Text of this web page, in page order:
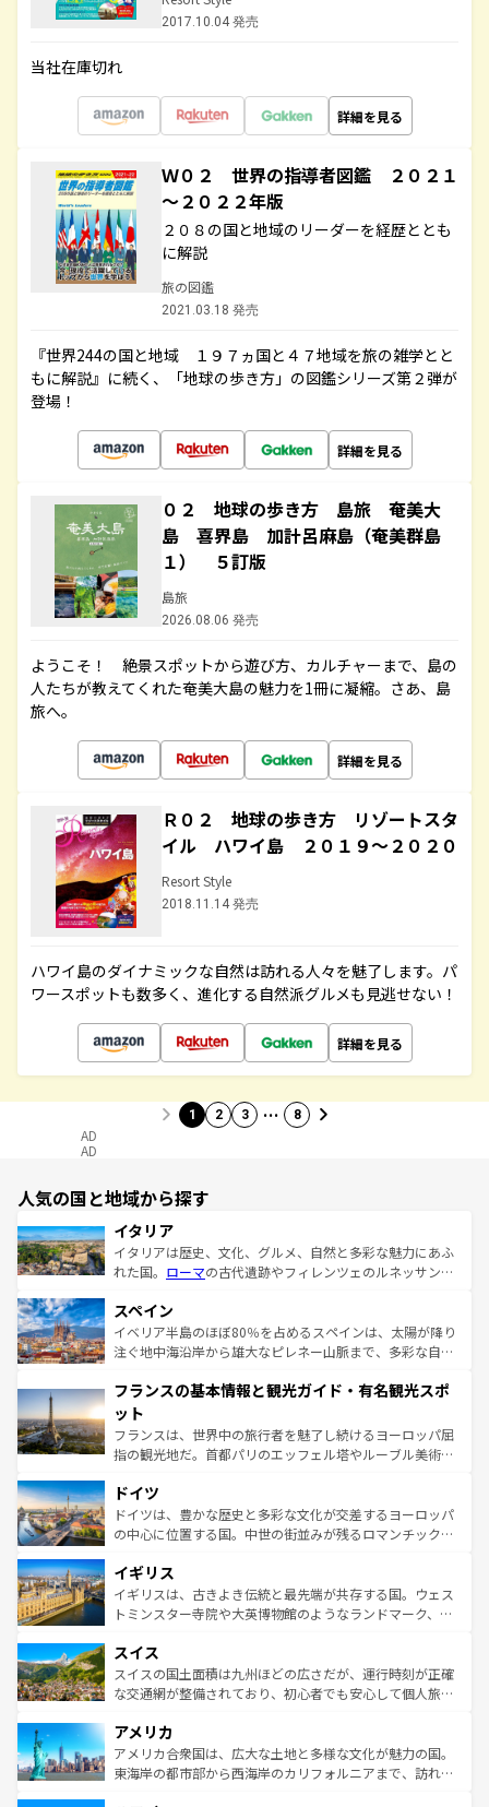
2017.10.04 発売
当社在庫切れ
詳細を見る
Ｗ０２ 世界の指導者図鑑 ２０２１
～２０２２年版
２０８の国と地域のリーダーを経歴ととも
に解説
旅の図鑑
2021.03.18 発売
『世界244の国と地域 １９７ヵ国と４７地域を旅の雑学とと
もに解説』に続く、「地球の歩き方」の図鑑シリーズ第２弾が
登場！
詳細を見る
０２ 地球の歩き方 島旅 奄美大
島 喜界島 加計呂麻島（奄美群島
１） ５訂版
島旅
2026.08.06 発売
ようこそ！ 絶景スポットから遊び方、カルチャーまで、島の
人たちが教えてくれた奄美大島の魅力を1冊に凝縮。さあ、島
旅へ。
詳細を見る
Ｒ０２ 地球の歩き方 リゾートスタ
イル ハワイ島 ２０１９～２０２０
Resort Style
2018.11.14 発売
ハワイ島のダイナミックな自然は訪れる人々を魅了します。パ
ワースポットも数多く、進化する自然派グルメも見逃せない！
詳細を見る
1 2 3 … 8
AD
AD
人気の国と地域から探す
イタリア
イタリアは歴史、文化、グルメ、自然と多彩な魅力にあふ
れた国。 ローマの古代遺跡やフィレンツェのルネッサンス
ろん、トスカーナの美しい田園風景やアマルフィ海岸の絶
景など、自然景観も見逃せない。観光の合間には、本場の
ピザやパスタなど、絶品のイタリア料理を堪能することも
ませてくれるイタリアで、忘れられない旅をしてみよう！
なお、新着のイタリア情報は
しい。
スペイン
イベリア半島のほぼ80％を占めるスペインは、太陽が降り
注ぐ地中海沿岸から雄大なピレネー山脈まで、多彩な自然
文化が根付くこの国では、情熱的なフラメンコ、熱気あふ
れる闘牛、そして美味しいタパスが生活の一部となってい
る。首都マドリードの洗練された雰囲気や、バルセロナの
アートに溢れた街角から、地方では古代ローマ遺跡や中世
せる。地方によって風土や気候が異なるスペインはその個
性で訪れる人を魅了する。 なお、新着のスペイン情報は コ
ンテンツ一覧を参照してほしい。
フランスの基本情報と観光ガイド・有名観光スポ
ット
フランスは、世界中の旅行者を魅了し続けるヨーロッパ屈
指の観光地だ。首都パリのエッフェル塔やルーブル美術館
で、幅広い魅力が詰まっている。華麗な宮殿、歴史的な大
聖堂、美しいビーチ、そして豊かな自然が、訪れる者を心
から魅了する。また、フランスは美食の国としても知ら
いる。シャンパンの発祥地であるランス、プロヴァンスの
香り高いラベンダー畑など、多彩な楽しみ方が可能だ。さ
らに、パリ以外の地域にも魅力が溢れており、どの街角に
れる地方に足を運ぶとそれぞれで全く異なる文化を体験で
きるだろう。 なお、新着のフランス情報はコンテンツ一覧
を参照してほしい。
ドイツ
ドイツは、豊かな歴史と多彩な文化が交差するヨーロッパ
の中心に位置する国。中世の街並みが残るロマンチック街
顔を持つこの国は、どこを歩いても飽きることがない。ベ
ルリンの文化的活気、バイエルン州のアルプスの絶景、そ
してライン川沿いのワイン畑といった風景は必見。ビール
は、お酒好きな人にはぜひ体験してほしい。 なお、新着の
ドイツ情報はコンテンツ一覧を参照してほしい。
イギリス
イギリスは、古きよき伝統と最先端が共存する国。ウェス
トミンスター寺院や大英博物館のようなランドマーク、歴
リアごとに異なる魅力がある。また、優雅なアフタヌーン
ティー、ビール好きにはたまらない英国パブ、サッカー観
戦など、本場だからこそできる体験も豊富。イギリスを旅
ンツ一覧を参照してほしい。
スイス
スイスの国土面積は九州ほどの広さだが、運行時刻が正確
な交通網が整備されており、初心者でも安心して個人旅行
の建物がそのまま残る町や、スイスならではのユニークな
博物館もあり、アルプス観光だけでなく町歩きも満喫する
ことができる。国民の所得が高いため物価も高いが、旅行
アメリカ
アメリカ合衆国は、広大な土地と多様な文化が魅力の国。
東海岸の都市部から西海岸のカリフォルニアまで、訪れる